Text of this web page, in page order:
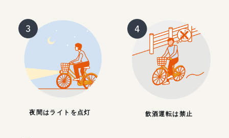
夜間はライトを点灯 飲酒運転は禁止